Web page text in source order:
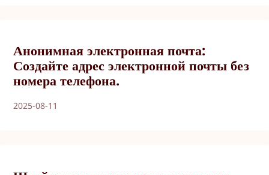
Анонимная электронная почта:
Создайте адрес электронной почты без
номера телефона.
2025-08-11